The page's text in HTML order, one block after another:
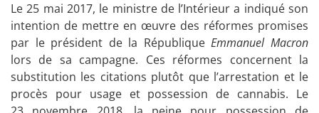
Le 25 mai 2017, le ministre de l’Intérieur a indiqué son
intention de mettre en œuvre des réformes promises
par le président de la RépubliqueEmmanuel Macron
lors de sa campagne. Ces réformes concernent la
substitution les citations plutôt que l’arrestation et le
procès pour usage et possession de cannabis. Le